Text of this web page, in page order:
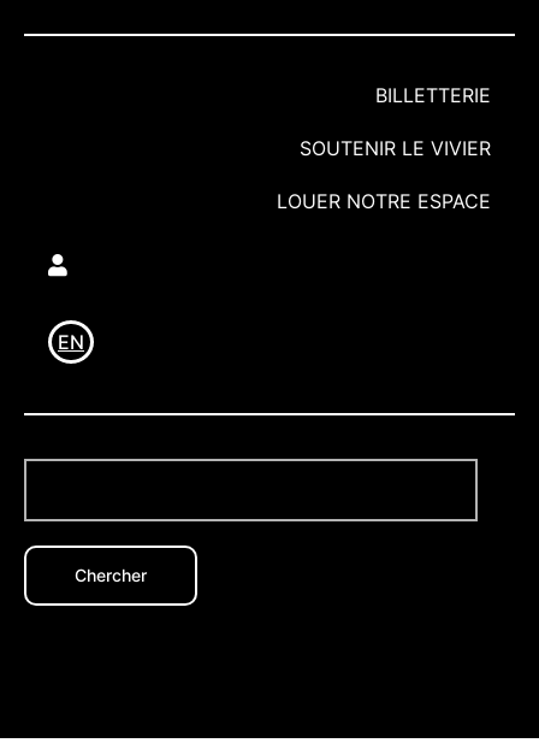
BILLETTERIE
SOUTENIR LE VIVIER
LOUER NOTRE ESPACE
Utilisateur
EN